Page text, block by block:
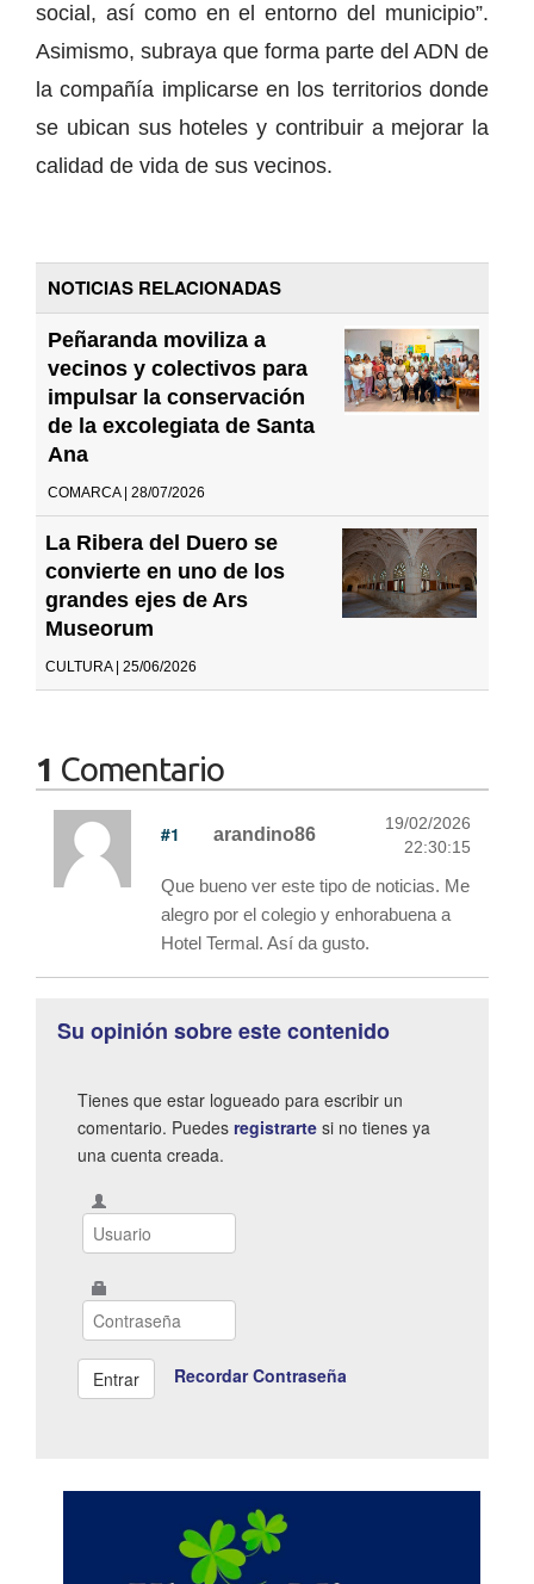
social, así como en el entorno del municipio”.
Asimismo, subraya que forma parte del ADN de
la compañía implicarse en los territorios donde
se ubican sus hoteles y contribuir a mejorar la
calidad de vida de sus vecinos.
NOTICIAS RELACIONADAS
Peñaranda moviliza a
vecinos y colectivos para
impulsar la conservación
de la excolegiata de Santa
Ana
COMARCA | 28/07/2026
La Ribera del Duero se
convierte en uno de los
grandes ejes de Ars
Museorum
CULTURA | 25/06/2026
1 Comentario
#1 arandino86
19/02/2026
22:30:15
Que bueno ver este tipo de noticias. Me
alegro por el colegio y enhorabuena a
Hotel Termal. Así da gusto.
Su opinión sobre este contenido
Tienes que estar logueado para escribir un
comentario. Puedes registrarte si no tienes ya
una cuenta creada.
Recordar Contraseña